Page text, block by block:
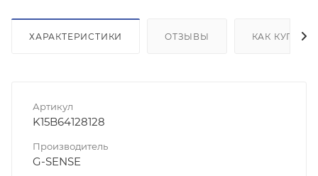
ХАРАКТЕРИСТИКИ ОТЗЫВЫ КАК КУПИТЬ
Артикул
K15B64128128
Производитель
G-SENSE